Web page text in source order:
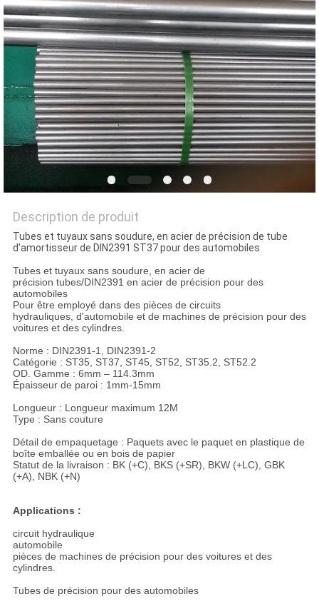
POLITIQUE
MATIÈRE
DE
PROTECTION
DE
PRIVÉE
Description de produit
Tubes et tuyaux sans soudure, en acier de précision de tube
d'amortisseur de DIN2391 ST37 pour des automobiles
Tubes et tuyaux sans soudure, en acier de
précision tubes/DIN2391 en acier de précision pour des
automobiles
Pour être employé dans des pièces de circuits
hydrauliques, d'automobile et de machines de précision pour des
voitures et des cylindres.
Norme : DIN2391-1, DIN2391-2
Catégorie : ST35, ST37, ST45, ST52, ST35.2, ST52.2
OD. Gamme : 6mm – 114.3mm
Épaisseur de paroi : 1mm-15mm
Longueur : Longueur maximum 12M
Type : Sans couture
Détail de empaquetage : Paquets avec le paquet en plastique de
boîte emballée ou en bois de papier
Statut de la livraison : BK (+C), BKS (+SR), BKW (+LC), GBK
(+A), NBK (+N)
Applications :
circuit hydraulique
automobile
pièces de machines de précision pour des voitures et des
cylindres.
Tubes de précision pour des automobiles